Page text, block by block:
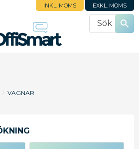
INKL. MOMS EXKL. MOMS
VAGNAR